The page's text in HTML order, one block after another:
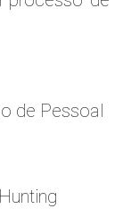
de Pessoal